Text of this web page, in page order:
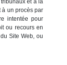
et à la
à un procès par
intentée pour
ou recours en
Site Web, ou